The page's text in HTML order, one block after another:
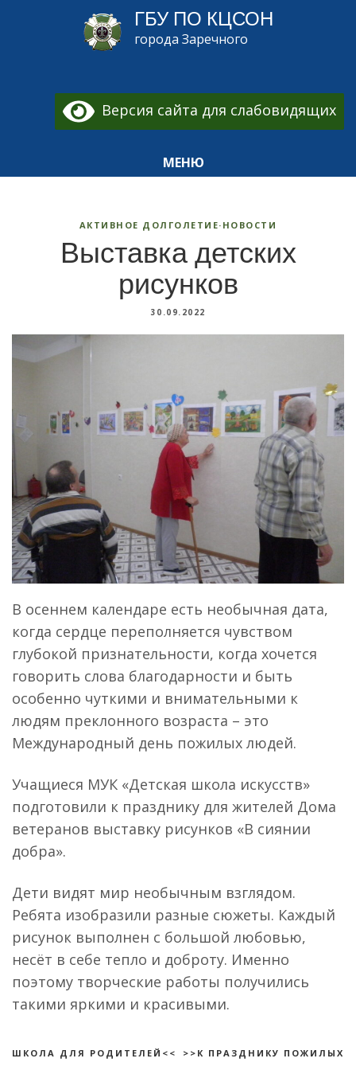
ГБУ ПО КЦСОН
города Заречного
Версия сайта для слабовидящих
МЕНЮ
АКТИВНОЕ ДОЛГОЛЕТИЕ· НОВОСТИ
Выставка детских
рисунков
30.09.2022
В осеннем календаре есть необычная дата,
когда сердце переполняется чувством
глубокой признательности, когда хочется
говорить слова благодарности и быть
особенно чуткими и внимательными к
людям преклонного возраста – это
Международный день пожилых людей.
Учащиеся МУК «Детская школа искусств»
подготовили к празднику для жителей Дома
ветеранов выставку рисунков «В сиянии
добра».
Дети видят мир необычным взглядом.
Ребята изобразили разные сюжеты. Каждый
рисунок выполнен с большой любовью,
несёт в себе тепло и доброту. Именно
поэтому творческие работы получились
такими яркими и красивыми.
ШКОЛА ДЛЯ РОДИТЕЛЕЙ<< >>К ПРАЗДНИКУ ПОЖИЛЫХ